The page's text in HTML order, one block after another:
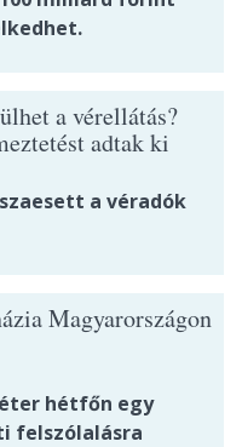
a vérellátás?
adtak ki
a véradók
Magyarországon
hétfőn egy
felszólalásra